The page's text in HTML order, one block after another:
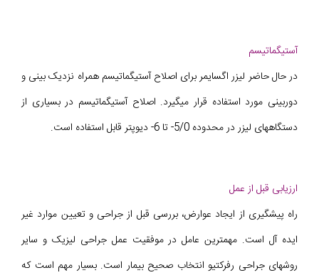
آستیگماتیسم
در حال حاضر لیزر اگسایمر برای اصلاح آستیگماتیسم همراه نزدیک بینی و
دوربینی مورد استفاده قرار میگیرد. اصلاح آستیگماتیسم در بسیاری از
دستگاههای لیزر در محدوده 5/0- تا 6- دیوپتر قابل استفاده است.
ارزیابی قبل از عمل
راه پیشگیری از ایجاد عوارض، بررسی قبل از جراحی و تعیین موارد غیر
ایده آل است. مهمترین عامل در موفقیت عمل جراحی لیزیک و سایر
روشهای جراحی رفرکتیو انتخاب صحیح بیمار است. بسیار مهم است که